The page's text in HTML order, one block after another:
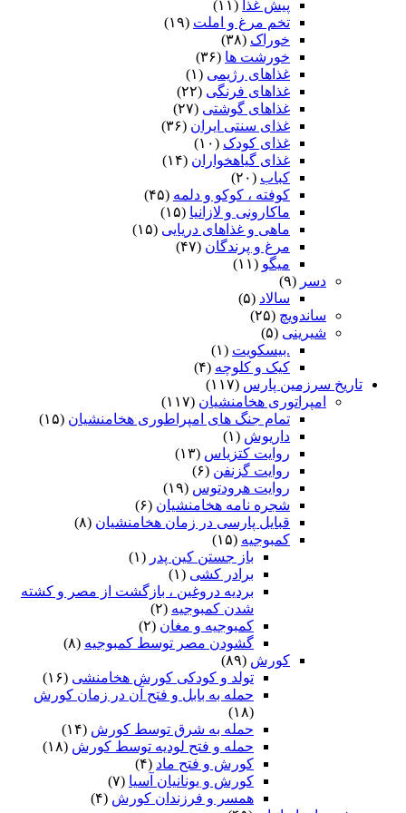
پیش غذا (۱۱)
تخم مرغ و املت (۱۹)
خوراک (۳۸)
خورشت ها (۳۶)
غذاهای رژیمی (۱)
غذاهای فرنگی (۲۲)
غذاهای گوشتی (۲۷)
غذای سنتی ایران (۳۶)
غذای کودک (۱۰)
غذای گیاهخواران (۱۴)
کباب (۲۰)
کوفته ، کوکو و دلمه (۴۵)
ماکارونی و لازانیا (۱۵)
ماهی و غذاهای دریایی (۱۵)
مرغ و پرندگان (۴۷)
میگو (۱۱)
دسر (۹)
سالاد (۵)
ساندویچ (۲۵)
شیرینی (۵)
.بیسکویت (۱)
کیک و کلوچه (۴)
تاریخ سرزمین پارس (۱۱۷)
امپراتوری هخامنشیان (۱۱۷)
تمام جنگ های امپراطوری هخامنشیان (۱۵)
داریوش (۱)
روایت کتزیاس (۱۳)
روایت گزنفن (۶)
روایت هرودتوس (۱۹)
شجره نامه هخامنشیان (۶)
قبایل پارسی در زمان هخامنشیان (۸)
کمبوجیه (۱۵)
باز جستن کین پدر (۱)
برادر کشی (۱)
بردیه دروغین ، بازگشت از مصر و کشته
شدن کمبوجیه (۲)
کمبوجیه و مغان (۲)
گشودن مصر توسط کمبوجیه (۸)
کورش (۸۹)
تولد و کودکی کورش هخامنشی (۱۶)
حمله به بابل و فتح آن در زمان کورش
(۱۸)
حمله به شرق توسط کورش (۱۴)
حمله و فتح لودیه توسط کورش (۱۸)
کورش و فتح ماد (۴)
کورش و یونانیان آسیا (۷)
همسر و فرزندان کورش (۴)